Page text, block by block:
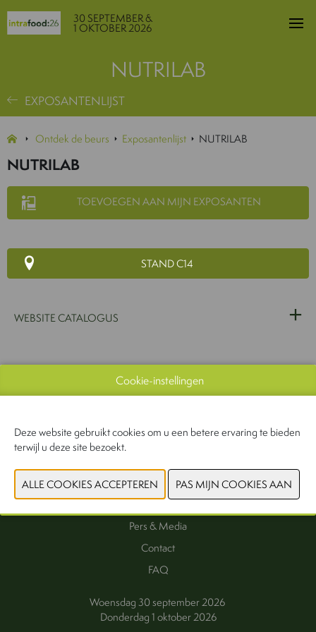
30 SEPTEMBER &
1 OKTOBER 2026
NUTRILAB
EXPOSANTENLIJST
Ontdek de beurs Exposantenlijst NUTRILAB
NUTRILAB
TOEVOEGEN AAN MIJN EXPOSANTEN
STAND C14
WEBSITE CATALOGUS
Exposanten
Praktische informatie
Pers & Media
Contact
FAQ
Woensdag 30 september 2026
Donderdag 1 oktober 2026
Cookie-instellingen
Deze website gebruikt cookies om u een betere ervaring te bieden
terwijl u deze site bezoekt.